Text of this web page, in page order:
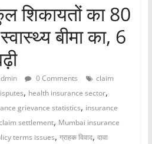
शिकायतों का 80
बीमा का, 6
0 Comments
claim
, health insurance sector,
grievance statistics, insurance
settlement, Mumbai insurance
terms issues, ग्राहक विवाद, दावा